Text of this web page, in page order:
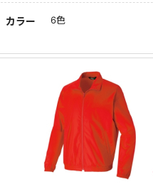
カラー 6色